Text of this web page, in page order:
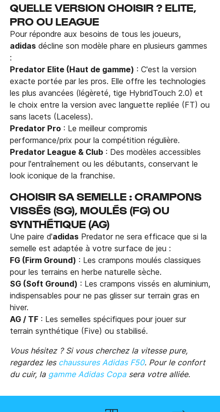
QUELLE VERSION CHOISIR ? ELITE,
PRO OU LEAGUE
Pour répondre aux besoins de tous les joueurs,
adidas décline son modèle phare en plusieurs gammes
:
Predator Elite (Haut de gamme) : C'est la version
exacte portée par les pros. Elle offre les technologies
les plus avancées (légèreté, tige HybridTouch 2.0) et
le choix entre la version avec languette repliée (FT) ou
sans lacets (Laceless).
Predator Pro : Le meilleur compromis
performance/prix pour la compétition régulière.
Predator League & Club : Des modèles accessibles
pour l'entraînement ou les débutants, conservant le
look iconique de la franchise.
CHOISIR SA SEMELLE : CRAMPONS
VISSÉS (SG), MOULÉS (FG) OU
SYNTHÉTIQUE (AG)
Une paire d'adidas Predator ne sera efficace que si la
semelle est adaptée à votre surface de jeu :
FG (Firm Ground) : Les crampons moulés classiques
pour les terrains en herbe naturelle sèche.
SG (Soft Ground) : Les crampons vissés en aluminium,
indispensables pour ne pas glisser sur terrain gras en
hiver.
AG / TF : Les semelles spécifiques pour jouer sur
terrain synthétique (Five) ou stabilisé.
Vous hésitez ? Si vous cherchez la vitesse pure,
regardez les chaussures Adidas F50. Pour le confort
du cuir, la gamme Adidas Copasera votre alliée.